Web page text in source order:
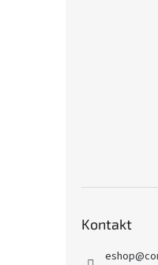
Kontakt
eshop@